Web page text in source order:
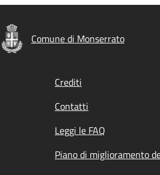
Comune di Monserrato
Crediti
Contatti
Leggi le FAQ
Piano di miglioramento